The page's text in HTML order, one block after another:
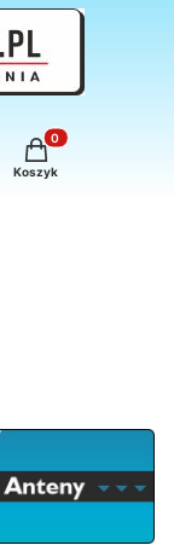
Produkty w
Koszyk